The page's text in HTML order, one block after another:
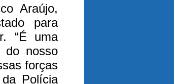
Araújo,
para
“É uma
do nosso
forças
Polícia